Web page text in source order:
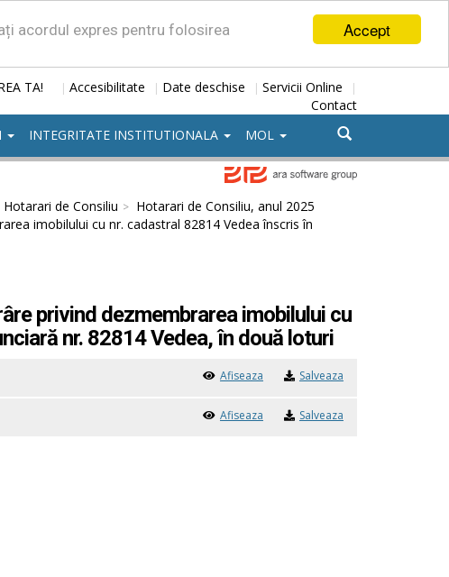
Accept
acordul expres pentru folosirea
TA! | Accesibilitate | Date deschise | Servicii Online |
Contact
INTEGRITATE INSTITUTIONALA MOL
Hotarari de Consiliu
Hotarari de Consiliu, anul 2025
imobilului cu nr. cadastral 82814 Vedea înscris în
privind dezmembrarea imobilului cu
nr. 82814 Vedea, în două loturi
Afiseaza Salveaza
Afiseaza Salveaza